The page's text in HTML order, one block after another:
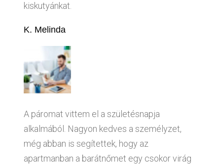
kiskutyánkat.
K. Melinda
A páromat vittem el a születésnapja
alkalmából. Nagyon kedves a személyzet,
még abban is segítettek, hogy az
apartmanban a barátnőmet egy csokor virág